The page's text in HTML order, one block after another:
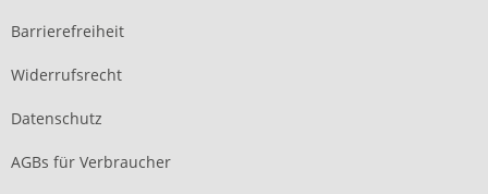
Barrierefreiheit
Widerrufsrecht
Datenschutz
AGBs für Verbraucher